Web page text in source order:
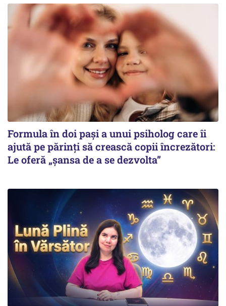
Formula în doi pași a unui psiholog care îi
ajută pe părinți să crească copii încrezători:
Le oferă „șansa de a se dezvolta”